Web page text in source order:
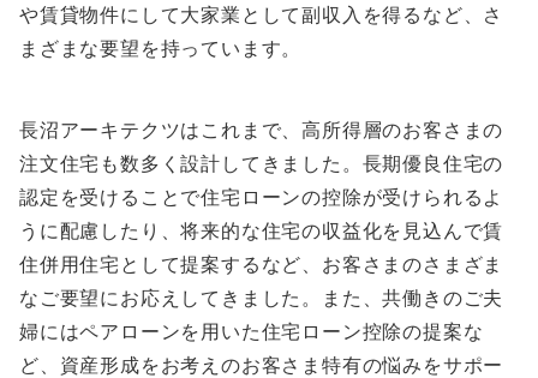
や賃貸物件にして大家業として副収入を得るなど、さ
まざまな要望を持っています。
長沼アーキテクツはこれまで、高所得層のお客さまの
注文住宅も数多く設計してきました。長期優良住宅の
認定を受けることで住宅ローンの控除が受けられるよ
うに配慮したり、将来的な住宅の収益化を見込んで賃
住併用住宅として提案するなど、お客さまのさまざま
なご要望にお応えしてきました。また、共働きのご夫
婦にはペアローンを用いた住宅ローン控除の提案な
ど、資産形成をお考えのお客さま特有の悩みをサポー